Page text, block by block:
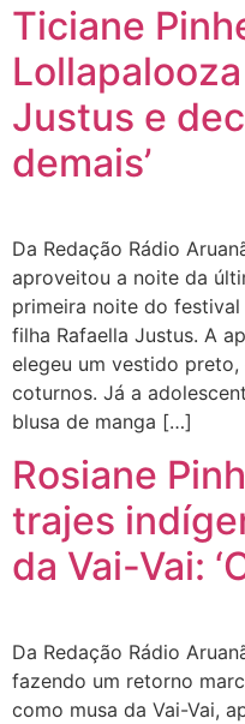
Ticiane
Justus e
demais’
Da Redação Rádio
aproveitou a noite da
primeira noite do
filha Rafaella Justus. A
elegeu um vestido
coturnos. Já a
blusa de manga […]
Rosiane
trajes
da Vai-Vai:
Da Redação Rádio
fazendo um retorno
como musa da Vai-Vai,